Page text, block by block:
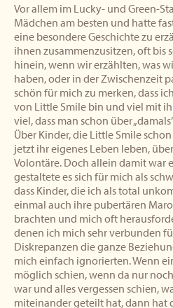
Vor allem im Lucky- und Green-
Mädchen am besten und hatte
eine besondere Geschichte zu
ihnen zusammenzusitzen, oft bis
hinein, wenn wir erzählten, was
haben, oder in der Zwischenzeit
schön für mich zu merken, dass
von Little Smile bin und viel mit
viel, dass man schon über
Über Kinder, die Little Smile
jetzt ihr eigenes Leben leben,
Volontäre. Doch allein damit war
gestaltete es sich für mich als
dass Kinder, die ich als total
einmal auch ihre pubertären
brachten und mich oft
denen ich mich sehr verbunden
Diskrepanzen die ganze
mich einfach ignorierten. Wenn
möglich schien, wenn da nur
war und alles vergessen schien,
miteinander geteilt hat, dann hat